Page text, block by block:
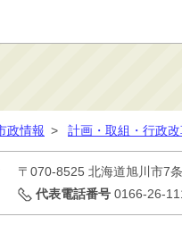
政情報 > 計画・取組・行政
〒070-8525 北海道旭川市7
代表電話番号 0166-26-